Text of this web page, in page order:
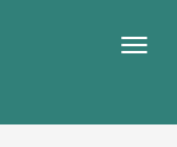
เมนู